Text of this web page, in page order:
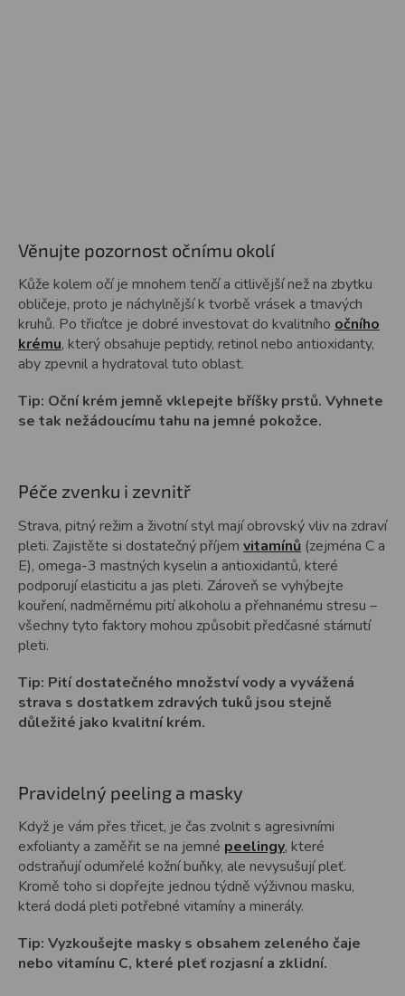
Věnujte pozornost očnímu okolí
Kůže kolem očí je mnohem tenčí a citlivější než na zbytku
obličeje, proto je náchylnější k tvorbě vrásek a tmavých
kruhů. Po třicítce je dobré investovat do kvalitního očního
krému, který obsahuje peptidy, retinol nebo antioxidanty,
aby zpevnil a hydratoval tuto oblast.
Tip: Oční krém jemně vklepejte bříšky prstů. Vyhnete
se tak nežádoucímu tahu na jemné pokožce.
Péče zvenku i zevnitř
Strava, pitný režim a životní styl mají obrovský vliv na zdraví
pleti. Zajistěte si dostatečný příjem vitamínů (zejména C a
E), omega-3 mastných kyselin a antioxidantů, které
podporují elasticitu a jas pleti. Zároveň se vyhýbejte
kouření, nadměrnému pití alkoholu a přehnanému stresu –
všechny tyto faktory mohou způsobit předčasné stárnutí
pleti.
Tip: Pití dostatečného množství vody a vyvážená
strava s dostatkem zdravých tuků jsou stejně
důležité jako kvalitní krém.
Pravidelný peeling a masky
Když je vám přes třicet, je čas zvolnit s agresivními
exfolianty a zaměřit se na jemné peelingy, které
odstraňují odumřelé kožní buňky, ale nevysušují pleť.
Kromě toho si dopřejte jednou týdně výživnou masku,
která dodá pleti potřebné vitamíny a minerály.
Tip: Vyzkoušejte masky s obsahem zeleného čaje
nebo vitamínu C, které pleť rozjasní a zklidní.